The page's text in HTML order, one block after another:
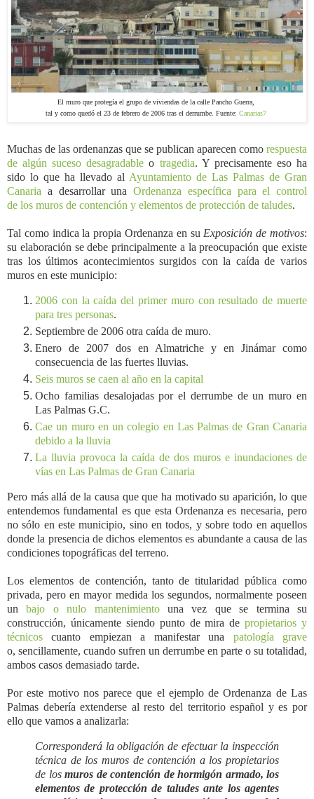
El muro que protegía el grupo de viviendas de la calle Pancho Guerra,
tal y como quedó el 23 de febrero de 2006 tras el derrumbe. Fuente: Canarias7
Muchas de las ordenanzas que se publican aparecen como respuesta
de algún suceso desagradable o tragedia. Y precisamente eso ha
sido lo que ha llevado al Ayuntamiento de Las Palmas de Gran
Canaria a desarrollar una Ordenanza específica para el control
de los muros de contención y elementos de protección de taludes.
Tal como indica la propia Ordenanza en su Exposición de motivos:
su elaboración se debe principalmente a la preocupación que existe
tras los últimos acontecimientos surgidos con la caída de varios
muros en este municipio:
2006 con la caída del primer muro con resultado de muerte
para tres personas.
Septiembre de 2006 otra caída de muro.
Enero de 2007 dos en Almatriche y en Jinámar como
consecuencia de las fuertes lluvias.
Seis muros se caen al año en la capital
Ocho familias desalojadas por el derrumbe de un muro en
Las Palmas G.C.
Cae un muro en un colegio en Las Palmas de Gran Canaria
debido a la lluvia
La lluvia provoca la caída de dos muros e inundaciones de
vías en Las Palmas de Gran Canaria
Pero más allá de la causa que que ha motivado su aparición, lo que
entendemos fundamental es que esta Ordenanza es necesaria, pero
no sólo en este municipio, sino en todos, y sobre todo en aquellos
donde la presencia de dichos elementos es abundante a causa de las
condiciones topográficas del terreno.
Los elementos de contención, tanto de titularidad pública como
privada, pero en mayor medida los segundos, normalmente poseen
unbajo o nulo mantenimientouna vez que se termina su
construcción, únicamente siendo punto de mira depropietarios y
técnicos cuanto empiezan a manifestar una patología grave
o, sencillamente, cuando sufren un derrumbe en parte o su totalidad,
ambos casos demasiado tarde.
Por este motivo nos parece que el ejemplo de Ordenanza de Las
Palmas debería extenderse al resto del territorio español y es por
ello que vamos a analizarla:
Corresponderá la obligación de efectuar la inspección
técnica de los muros decontención a los propietarios
de los muros de contención de hormigón armado, los
elementos de protección de taludes ante los agentes